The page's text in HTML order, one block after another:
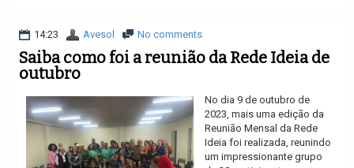
14:23 Avesol No comments
Saiba como foi a reunião da Rede Ideia de
outubro
No dia 9 de outubro de
2023, mais uma edição da
Reunião Mensal da Rede
Ideia foi realizada, reunindo
um impressionante grupo